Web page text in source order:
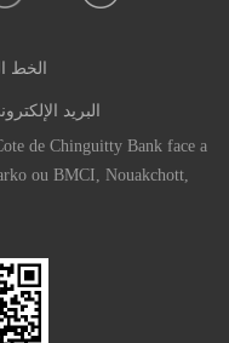
الخط
البريد
de Chinguitty Bank face a
ou BMCI, Nouakchott,